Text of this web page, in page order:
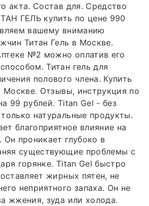
акта. Состав для. Средство
ГЕЛЬ купить по цене 990
вашему вниманию
Титан Гель в Москве.
№2 можно оплатив его
Титан гель для
полового члена. Купить
Москве. Отзывы, инструкция по
99 рублей. Titan Gel - без
натуральные продукты.
благоприятное влияние на
проникает глубоко в
существующие проблемы с
горянке. Titan Gel быстро
жирных пятен, не
неприятного запаха. Он не
жжения, зуда или холода.